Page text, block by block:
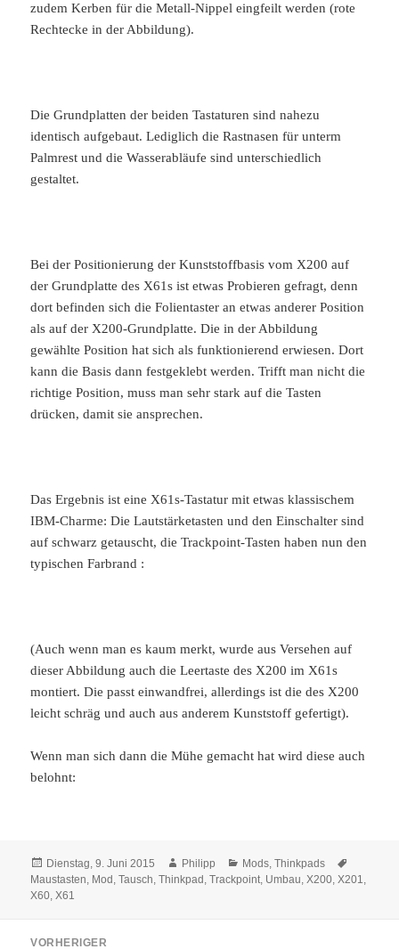
zudem Kerben für die Metall-Nippel eingfeilt werden (rote
Rechtecke in der Abbildung).
Die Grundplatten der beiden Tastaturen sind nahezu
identisch aufgebaut. Lediglich die Rastnasen für unterm
Palmrest und die Wasserabläufe sind unterschiedlich
gestaltet.
Bei der Positionierung der Kunststoffbasis vom X200 auf
der Grundplatte des X61s ist etwas Probieren gefragt, denn
dort befinden sich die Folientaster an etwas anderer Position
als auf der X200-Grundplatte. Die in der Abbildung
gewählte Position hat sich als funktionierend erwiesen. Dort
kann die Basis dann festgeklebt werden. Trifft man nicht die
richtige Position, muss man sehr stark auf die Tasten
drücken, damit sie ansprechen.
Das Ergebnis ist eine X61s-Tastatur mit etwas klassischem
IBM-Charme: Die Lautstärketasten und den Einschalter sind
auf schwarz getauscht, die Trackpoint-Tasten haben nun den
typischen Farbrand :
(Auch wenn man es kaum merkt, wurde aus Versehen auf
dieser Abbildung auch die Leertaste des X200 im X61s
montiert. Die passt einwandfrei, allerdings ist die des X200
leicht schräg und auch aus anderem Kunststoff gefertigt).
Wenn man sich dann die Mühe gemacht hat wird diese auch
belohnt:
Veröffentlicht
am
Dienstag, 9. Juni 2015 Autor
Philipp Kategorien
Mods,Thinkpads
Maustasten, Mod ,Tausch,Thinkpad ,Trackpoint, Umbau,X200,X201,
X60,X61
VORHERIGER